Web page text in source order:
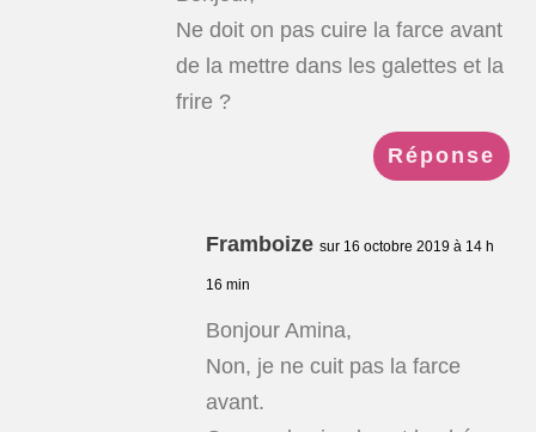
Ne doit on pas cuire la farce avant
de la mettre dans les galettes et la
frire ?
Réponse
Framboize sur 16 octobre 2019 à 14 h
16 min
Bonjour Amina,
Non, je ne cuit pas la farce
avant.